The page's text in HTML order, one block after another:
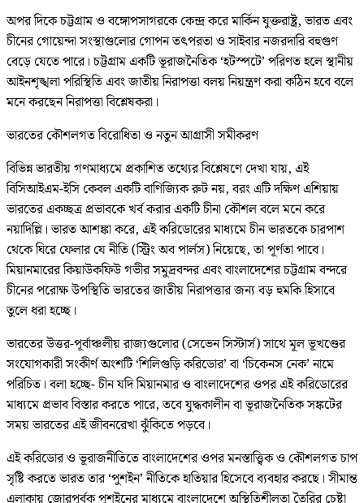
অপর দিকে চট্টগ্রাম ও বঙ্গোপসাগরকে কেন্দ্র করে মার্কিন যুক্তরাষ্ট্র, ভারত এবং
চীনের গোয়েন্দা সংস্থাগুলোর গোপন তৎপরতা ও সাইবার নজরদারি বহুগুণ
বেড়ে যেতে পারে। চট্টগ্রাম একটি ভূরাজনৈতিক ‘হটস্পটে’ পরিণত হলে স্থানীয়
আইনশৃঙ্খলা পরিস্থিতি এবং জাতীয় নিরাপত্তা বলয় নিয়ন্ত্রণ করা কঠিন হবে বলে
মনে করছেন নিরাপত্তা বিশ্লেষকরা।
ভারতের কৌশলগত বিরোধিতা ও নতুন আগ্রাসী সমীকরণ
বিভিন্ন ভারতীয় গণমাধ্যমে প্রকাশিত তথ্যের বিশ্লেষণে দেখা যায়, এই
বিসিআইএম-ইসি কেবল একটি বাণিজ্যিক রুট নয়, বরং এটি দক্ষিণ এশিয়ায়
ভারতের একচ্ছত্র প্রভাবকে খর্ব করার একটি চীনা কৌশল বলে মনে করে
নয়াদিল্লি। ভারত আশঙ্কা করে, এই করিডোরের মাধ্যমে চীন ভারতকে চারপাশ
থেকে ঘিরে ফেলার যে নীতি (স্ট্রিং অব পার্লস) নিয়েছে, তা পূর্ণতা পাবে।
মিয়ানমারের কিয়াউকফিউ গভীর সমুদ্রবন্দর এবং বাংলাদেশের চট্টগ্রাম বন্দরে
চীনের পরোক্ষ উপস্থিতি ভারতের জাতীয় নিরাপত্তার জন্য বড় হুমকি হিসাবে
তুলে ধরা হচ্ছে।
ভারতের উত্তর-পূর্বাঞ্চলীয় রাজ্যগুলোর (সেভেন সিস্টার্স) সাথে মূল ভূখণ্ডের
সংযোগকারী সংকীর্ণ অংশটি ‘শিলিগুড়ি করিডোর’ বা ‘চিকেনস নেক’ নামে
পরিচিত। বলা হচ্ছে- চীন যদি মিয়ানমার ও বাংলাদেশের ওপর এই করিডোরের
মাধ্যমে প্রভাব বিস্তার করতে পারে, তবে যুদ্ধকালীন বা ভূরাজনৈতিক সঙ্কটের
সময় ভারতের এই জীবনরেখা ঝুঁকিতে পড়বে।
এই করিডোর ও ভূরাজনীতিতে বাংলাদেশের ওপর মনস্তাত্ত্বিক ও কৌশলগত চাপ
সৃষ্টি করতে ভারত তার ‘পুশইন’ নীতিকে হাতিয়ার হিসেবে ব্যবহার করছে। সীমান্ত